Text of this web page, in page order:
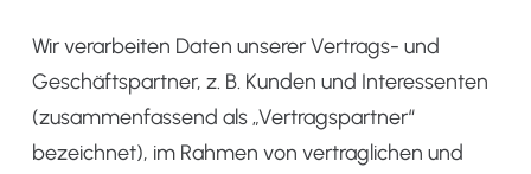
Wir verarbeiten Daten unserer Vertrags- und
Geschäftspartner, z. B. Kunden und Interessenten
(zusammenfassend als „Vertragspartner“
bezeichnet), im Rahmen von vertraglichen und